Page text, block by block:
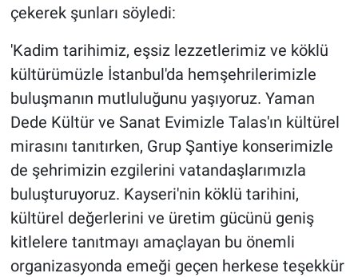
çekerek şunları söyledi:
'Kadim tarihimiz, eşsiz lezzetlerimiz ve köklü
kültürümüzle İstanbul'da hemşehrilerimizle
buluşmanın mutluluğunu yaşıyoruz. Yaman
Dede Kültür ve Sanat Evimizle Talas'ın kültürel
mirasını tanıtırken, Grup Şantiye konserimizle
de şehrimizin ezgilerini vatandaşlarımızla
buluşturuyoruz. Kayseri'nin köklü tarihini,
kültürel değerlerini ve üretim gücünü geniş
kitlelere tanıtmayı amaçlayan bu önemli
organizasyonda emeği geçen herkese teşekkür